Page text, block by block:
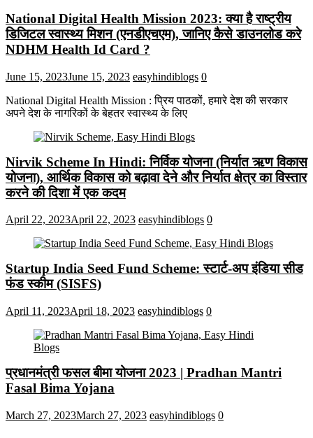
National Digital Health Mission 2023: क्या है राष्ट्रीय
डिजिटल स्वास्थ्य मिशन (एनडीएचएम), जानिए कैसे डाउनलोड करे
NDHM Health Id Card ?
June 15, 2023June 15, 2023 easyhindiblogs 0
National Digital Health Mission : प्रिय पाठकों, हमारे देश की सरकार
अपने देश के नागरिकों के बेहतर स्वास्थ्य के लिए
Nirvik Scheme In Hindi: निर्विक योजना (निर्यात ऋण विकास
योजना), आर्थिक विकास को बढ़ावा देने और निर्यात क्षेत्र का विस्तार
करने की दिशा में एक कदम
April 22, 2023April 22, 2023 easyhindiblogs 0
Startup India Seed Fund Scheme: स्टार्ट-अप इंडिया सीड
फंड स्कीम (SISFS)
April 11, 2023April 18, 2023 easyhindiblogs 0
प्रधानमंत्री फसल बीमा योजना 2023 | Pradhan Mantri
Fasal Bima Yojana
March 27, 2023March 27, 2023 easyhindiblogs 0